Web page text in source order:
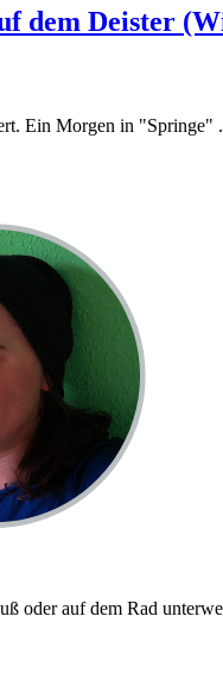
dem Deister
Ein Morgen in "Springe"
oder auf dem Rad